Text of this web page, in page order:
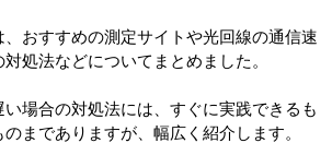
おすすめの測定サイトや光回線の通信速
処法などについてまとめました。
場合の対処法には、すぐに実践できるも
までありますが、幅広く紹介します。